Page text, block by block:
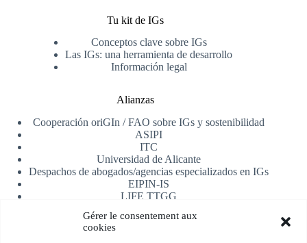
Gérer le consentement aux
cookies
Tu kit de IGs
Conceptos clave sobre IGs
Las IGs: una herramienta de desarrollo
Información legal
Alianzas
Cooperación oriGIn / FAO sobre IGs y sostenibilidad
ASIPI
ITC
Universidad de Alicante
Despachos de abogados/agencias especializados en IGs
EIPIN-IS
LIFE TTGG